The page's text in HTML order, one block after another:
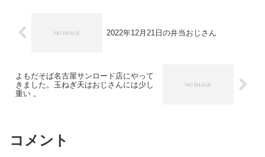
2022年12月21日の弁当おじさん
よもだそば名古屋サンロード店にやって
きました。玉ねぎ天はおじさんには少し
重い 。
コメント